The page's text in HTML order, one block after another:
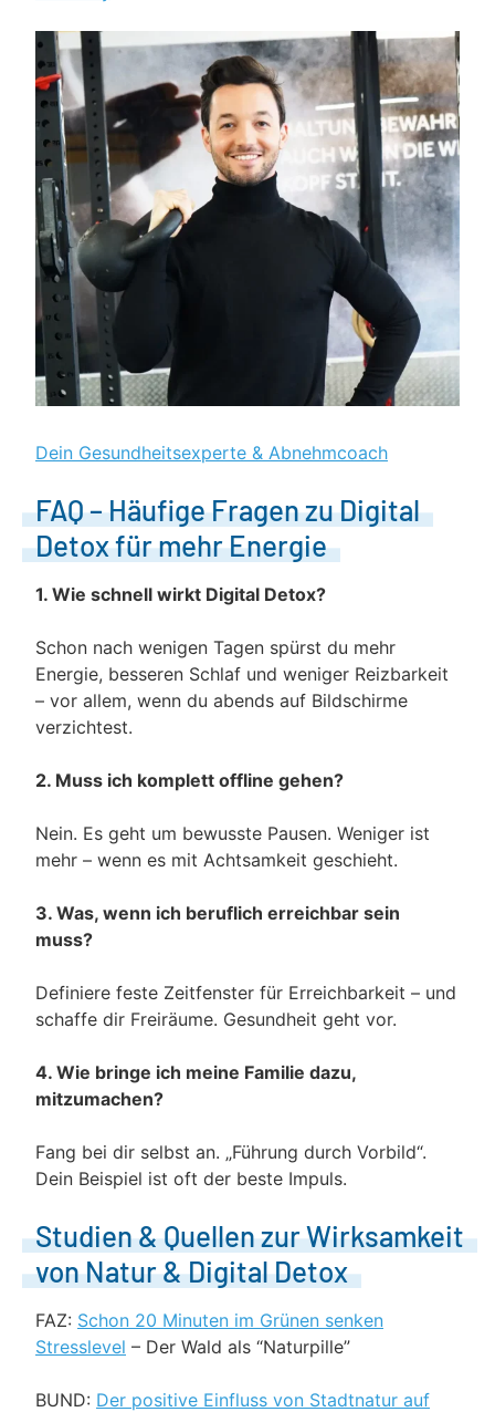
Dein Gesundheitsexperte & Abnehmcoach
FAQ – Häufige Fragen zu Digital
Detox für mehr Energie
1. Wie schnell wirkt Digital Detox?
Schon nach wenigen Tagen spürst du mehr
Energie, besseren Schlaf und weniger Reizbarkeit
– vor allem, wenn du abends auf Bildschirme
verzichtest.
2. Muss ich komplett offline gehen?
Nein. Es geht um bewusste Pausen. Weniger ist
mehr – wenn es mit Achtsamkeit geschieht.
3. Was, wenn ich beruflich erreichbar sein
muss?
Definiere feste Zeitfenster für Erreichbarkeit – und
schaffe dir Freiräume. Gesundheit geht vor.
4. Wie bringe ich meine Familie dazu,
mitzumachen?
Fang bei dir selbst an. „Führung durch Vorbild“.
Dein Beispiel ist oft der beste Impuls.
Studien & Quellen zur Wirksamkeit
von Natur & Digital Detox
FAZ: Schon 20 Minuten im Grünen senken
Stresslevel – Der Wald als “Naturpille”
BUND: Der positive Einfluss von Stadtnatur auf